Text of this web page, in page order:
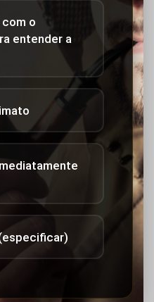
com o
entender a